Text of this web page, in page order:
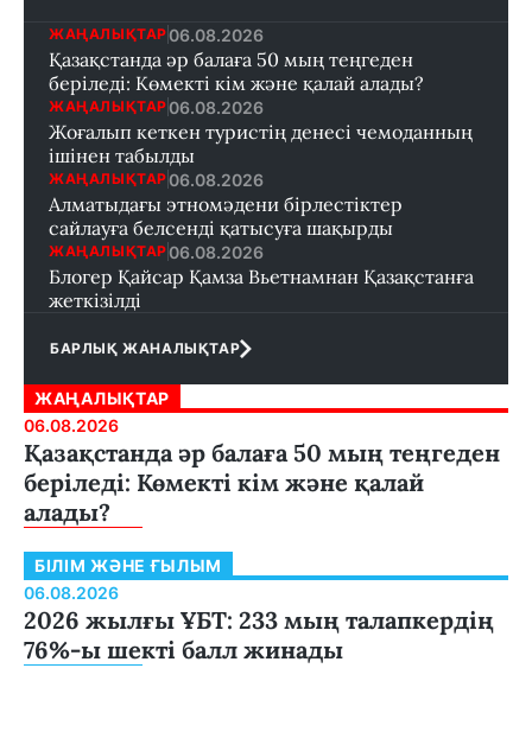
ЖАҢАЛЫҚТАР 06.08.2026
Қазақстанда әр балаға 50 мың теңгеден
беріледі: Көмекті кім және қалай алады?
ЖАҢАЛЫҚТАР 06.08.2026
Жоғалып кеткен туристің денесі чемоданның
ішінен табылды
ЖАҢАЛЫҚТАР 06.08.2026
Алматыдағы этномәдени бірлестіктер
сайлауға белсенді қатысуға шақырды
ЖАҢАЛЫҚТАР 06.08.2026
Блогер Қайсар Қамза Вьетнамнан Қазақстанға
жеткізілді
БАРЛЫҚ ЖАНАЛЫҚТАР
ЖАҢАЛЫҚТАР
06.08.2026
Қазақстанда әр балаға 50 мың теңгеден
беріледі: Көмекті кім және қалай
алады?
БІЛІМ ЖӘНЕ ҒЫЛЫМ
06.08.2026
2026 жылғы ҰБТ: 233 мың талапкердің
76%-ы шекті балл жинады